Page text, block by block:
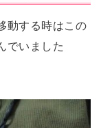
動する時はこの
でいました